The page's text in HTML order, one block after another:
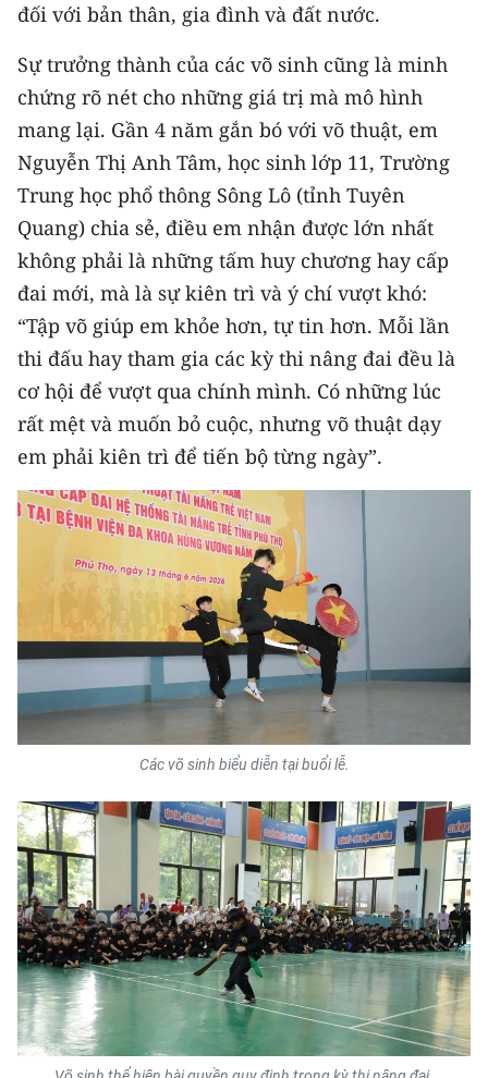
đối với bản thân, gia đình và đất nước.
Sự trưởng thành của các võ sinh cũng là minh
chứng rõ nét cho những giá trị mà mô hình
mang lại. Gần 4 năm gắn bó với võ thuật, em
Nguyễn Thị Anh Tâm, học sinh lớp 11, Trường
Trung học phổ thông Sông Lô (tỉnh Tuyên
Quang) chia sẻ, điều em nhận được lớn nhất
không phải là những tấm huy chương hay cấp
đai mới, mà là sự kiên trì và ý chí vượt khó:
“Tập võ giúp em khỏe hơn, tự tin hơn. Mỗi lần
thi đấu hay tham gia các kỳ thi nâng đai đều là
cơ hội để vượt qua chính mình. Có những lúc
rất mệt và muốn bỏ cuộc, nhưng võ thuật dạy
em phải kiên trì để tiến bộ từng ngày”.
Các võ sinh biểu diễn tại buổi lễ.